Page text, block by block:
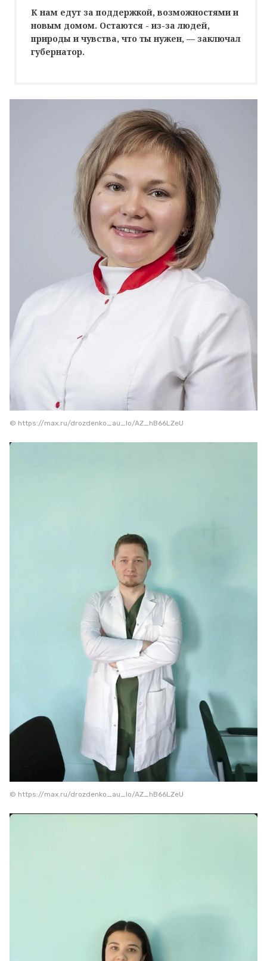
К нам едут за поддержкой, возможностями и
новым домом. Остаются - из-за людей,
природы и чувства, что ты нужен, — заключал
губернатор.
© https://max.ru/drozdenko_au_lo/AZ_hB66LZeU
© https://max.ru/drozdenko_au_lo/AZ_hB66LZeU